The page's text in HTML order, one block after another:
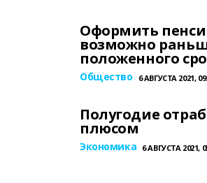
Оформить
возможно
положенного
Общество 6 АВГУСТА 2021,
Полугодие
плюсом
Экономика 6 АВГУСТА 2021,